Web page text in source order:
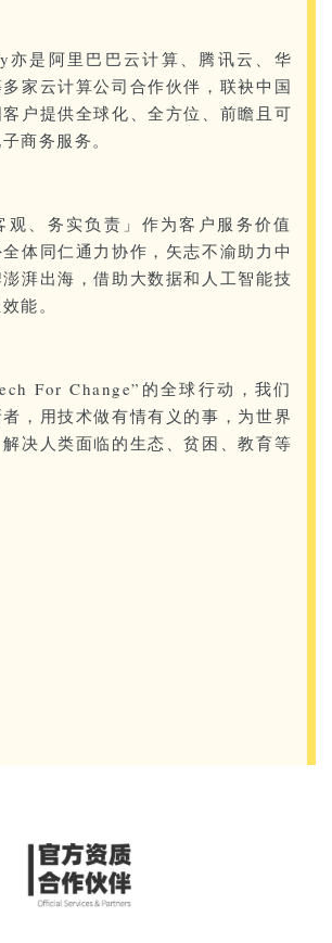
是阿里巴巴云计算、腾讯云、华
家云计算公司合作伙伴，联袂中国
户提供全球化、全方位、前瞻且可
商务服务。
观、务实负责」作为客户服务价值
体同仁通力协作，矢志不渝助力中
湃出海，借助大数据和人工智能技
能。
For Change”的全球行动，我们
，用技术做有情有义的事，为世界
决人类面临的生态、贫困、教育等